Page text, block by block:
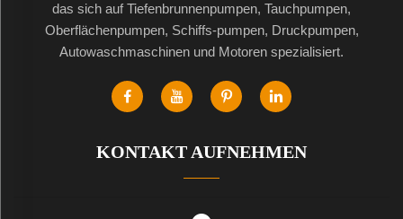
das sich auf Tiefenbrunnenpumpen, Tauchpumpen,
Oberflächenpumpen, Schiffs-pumpen, Druckpumpen,
Autowaschmaschinen und Motoren spezialisiert.
KONTAKT AUFNEHMEN